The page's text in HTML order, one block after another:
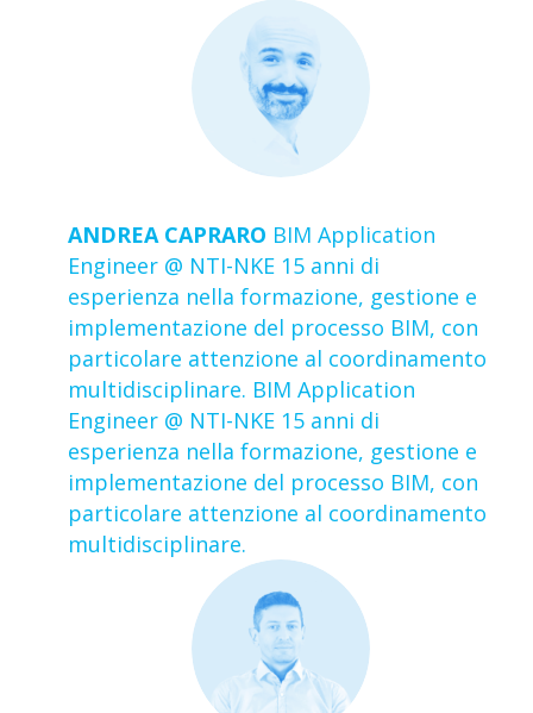
ANDREA CAPRARO BIM Application
Engineer @ NTI-NKE 15 anni di
esperienza nella formazione, gestione e
implementazione del processo BIM, con
particolare attenzione al coordinamento
multidisciplinare. BIM Application
Engineer @ NTI-NKE 15 anni di
esperienza nella formazione, gestione e
implementazione del processo BIM, con
particolare attenzione al coordinamento
multidisciplinare.